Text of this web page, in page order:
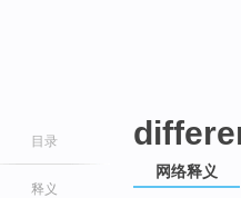
目录
释义
网络释义